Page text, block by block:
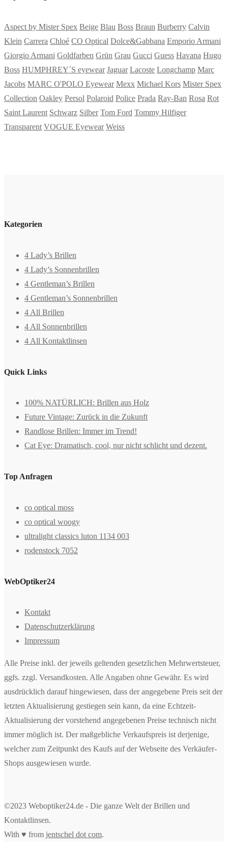
Aspect by Mister Spex Beige Blau Boss Braun Burberry Calvin
Klein Carrera Chloé CO Optical Dolce&Gabbana Emporio Armani
Giorgio Armani Goldfarben Grün Grau Gucci Guess Havana Hugo
Boss HUMPHREY´S eyewear Jaguar Lacoste Longchamp Marc
Jacobs MARC O'POLO Eyewear Mexx Michael Kors Mister Spex
Collection Oakley Persol Polaroid Police Prada Ray-Ban Rosa Rot
Saint Laurent Schwarz Silber Tom Ford Tommy Hilfiger
Transparent VOGUE Eyewear Weiss
Kategorien
4 Lady’s Brillen
4 Lady’s Sonnenbrillen
4 Gentleman’s Brillen
4 Gentleman’s Sonnenbrillen
4 All Brillen
4 All Sonnenbrillen
4 All Kontaktlinsen
Quick Links
100% NATÜRLICH: Brillen aus Holz
Future Vintage: Zurück in die Zukunft
Randlose Brillen: Immer im Trend!
Cat Eye: Dramatisch, cool, nur nicht schlicht und dezent.
Top Anfragen
co optical moss
co optical woogy
ultralight classics luton 1134 003
rodenstock 7052
WebOptiker24
Kontakt
Datenschutzerklärung
Impressum
Alle Preise inkl. der jeweils geltenden gesetzlichen Mehrwertsteuer,
ggfs. zzgl. Versandkosten. Alle Angaben ohne Gewähr. Es wird
ausdrücklich darauf hingewiesen, dass der angegebene Preis seit der
letzten Aktualisierung gestiegen sein kann, da eine Echtzeit-
Aktualisierung der vorstehend angegebenen Preise technisch nicht
immer möglich ist. Der maßgebliche Verkaufspreis ist derjenige,
welcher zum Zeitpunkt des Kaufs auf der Webseite des Verkäufer-
Shops ausgewiesen wurde.
©2023 Weboptiker24.de - Die ganze Welt der Brillen und
Kontaktlinsen.
With ♥ from jentschel dot com.